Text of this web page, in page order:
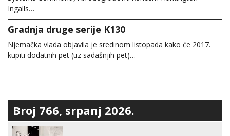
Ingalls…
Gradnja druge serije K130
Njemačka vlada objavila je sredinom listopada kako će 2017.
kupiti dodatnih pet (uz sadašnjih pet)…
Broj 766, srpanj 2026.